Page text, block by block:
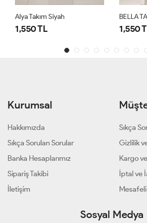
Alya Takım Siyah
1,550 TL
BELLA
1,550
Kurumsal
Hakkımızda
Sıkça Sorulan Sorular
Banka Hesaplarımız
Sipariş Takibi
İletişim
Sıkça
Gizlilik
Kargo
İptal ve
Mesafeli
Sosyal Medya